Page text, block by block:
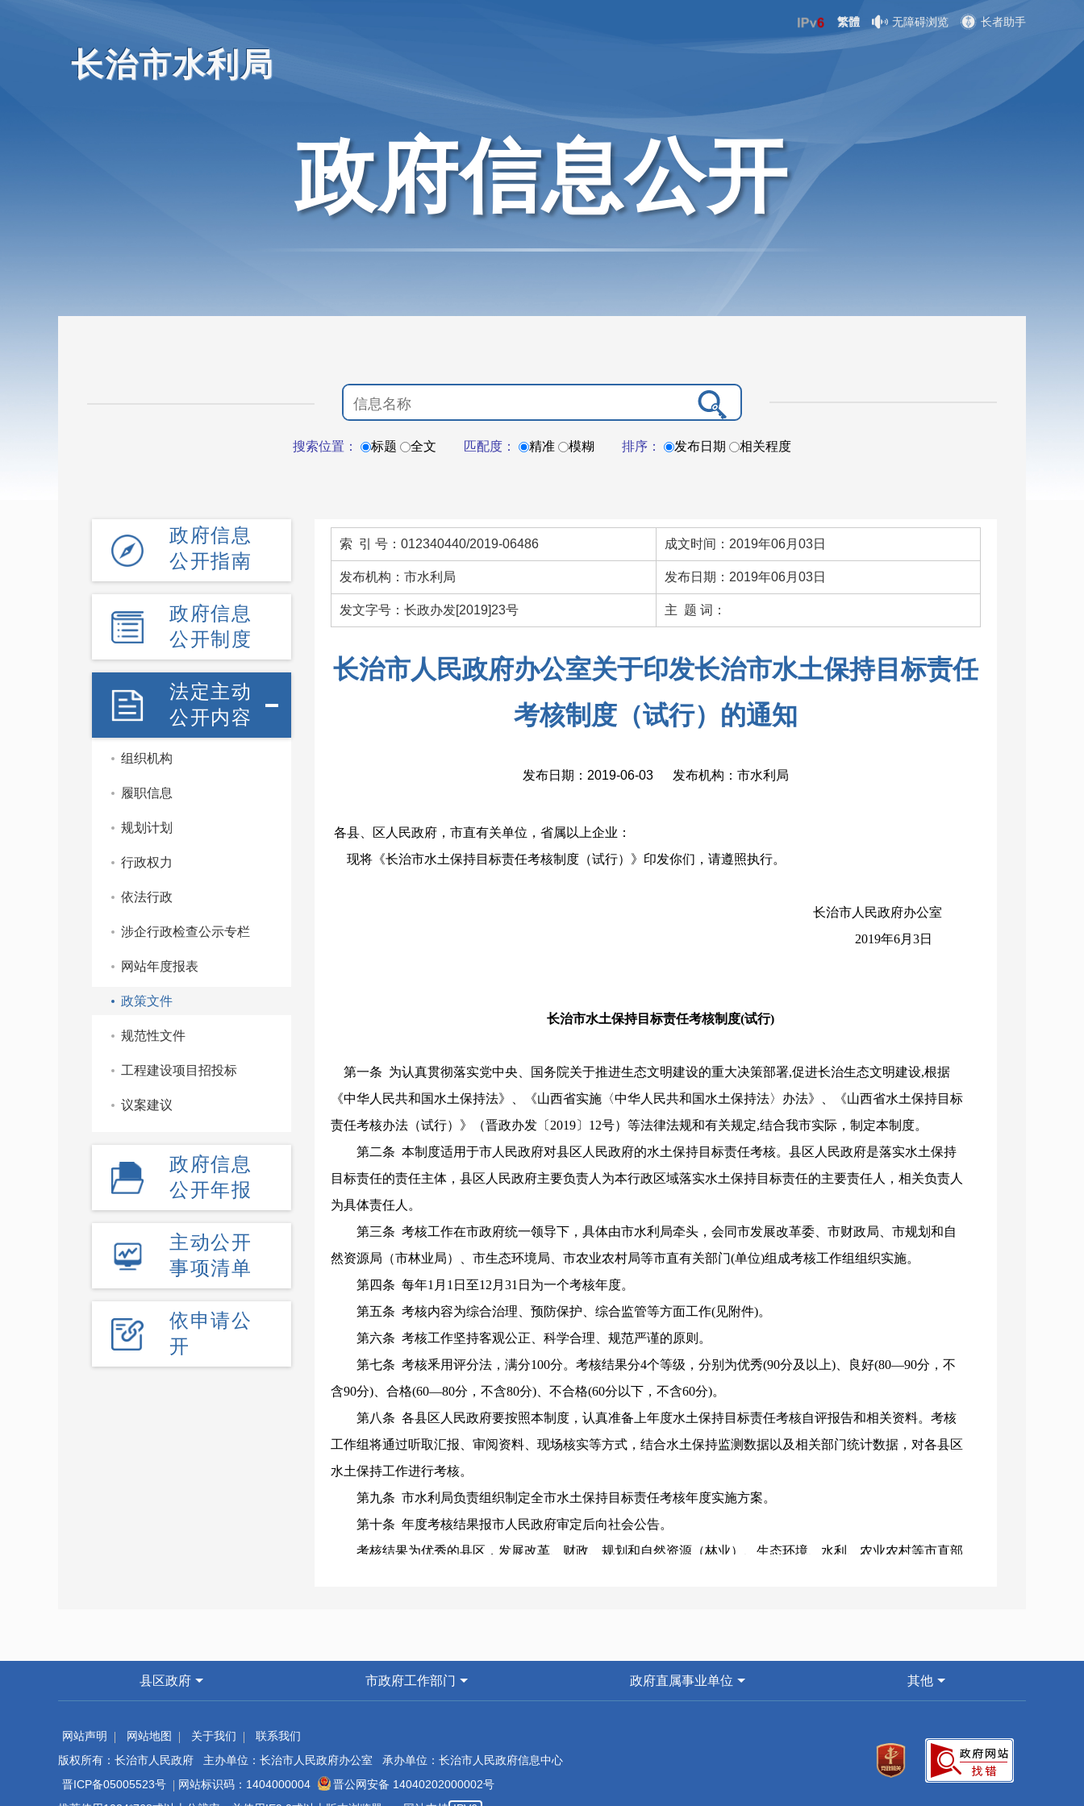
长治市水利局
繁體 无障碍浏览 长者助手
政府信息公开
搜索位置： 标题 全文 匹配度： 精准 模糊 排序： 发布日期 相关程度
政府信息
公开指南
政府信息
公开制度
法定主动
公开内容
组织机构
履职信息
规划计划
行政权力
依法行政
涉企行政检查公示专栏
网站年度报表
政策文件
规范性文件
工程建设项目招投标
议案建议
政府信息
公开年报
主动公开
事项清单
依申请公
开
索 引 号：012340440/2019-06486 成文时间：2019年06月03日
发布机构：市水利局 发布日期：2019年06月03日
发文字号：长政办发[2019]23号 主 题 词：
长治市人民政府办公室关于印发长治市水土保持目标责任
考核制度（试行）的通知
发布日期：2019-06-03 发布机构：市水利局
各县、区人民政府，市直有关单位，省属以上企业：
现将《长治市水土保持目标责任考核制度（试行）》印发你们，请遵照执行。
长治市人民政府办公室
2019年6月3日
长治市水土保持目标责任考核制度(试行)
第一条 为认真贯彻落实党中央、国务院关于推进生态文明建设的重大决策部署,促进长治生态文明建设,根据
《中华人民共和国水土保持法》、《山西省实施〈中华人民共和国水土保持法〉办法》、《山西省水土保持目标
责任考核办法（试行）》（晋政办发〔2019〕12号）等法律法规和有关规定,结合我市实际，制定本制度。
第二条 本制度适用于市人民政府对县区人民政府的水土保持目标责任考核。县区人民政府是落实水土保持
目标责任的责任主体，县区人民政府主要负责人为本行政区域落实水土保持目标责任的主要责任人，相关负责人
为具体责任人。
第三条 考核工作在市政府统一领导下，具体由市水利局牵头，会同市发展改革委、市财政局、市规划和自
然资源局（市林业局）、市生态环境局、市农业农村局等市直有关部门(单位)组成考核工作组组织实施。
第四条 每年1月1日至12月31日为一个考核年度。
第五条 考核内容为综合治理、预防保护、综合监管等方面工作(见附件)。
第六条 考核工作坚持客观公正、科学合理、规范严谨的原则。
第七条 考核釆用评分法，满分100分。考核结果分4个等级，分别为优秀(90分及以上)、良好(80—90分，不
含90分)、合格(60—80分，不含80分)、不合格(60分以下，不含60分)。
第八条 各县区人民政府要按照本制度，认真准备上年度水土保持目标责任考核自评报告和相关资料。考核
工作组将通过听取汇报、审阅资料、现场核实等方式，结合水土保持监测数据以及相关部门统计数据，对各县区
水土保持工作进行考核。
第九条 市水利局负责组织制定全市水土保持目标责任考核年度实施方案。
第十条 年度考核结果报市人民政府审定后向社会公告。
考核结果为优秀的县区，发展改革、财政、规划和自然资源（林业）、生态环境、水利、农业农村等市直部
第十一条 本制度自印发之日起实施。
县区政府 市政府工作部门 政府直属事业单位 其他
网站声明 网站地图 关于我们
联系我们
版权所有：长治市人民政府 主办单位：长治市人民政府办公室 承办单位：长治市人民政府信息中心
晋ICP备05005523号
网站标识码：1404000004
晋公网安备 14040202000002号